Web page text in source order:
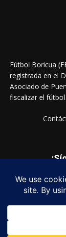
Fútbol Boricua
registrada en el
Asociado de
fiscalizar el
© Copyright 2023 -